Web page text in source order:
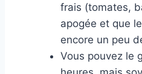
frais (tomates,
apogée et que
encore un peu
Vous pouvez le